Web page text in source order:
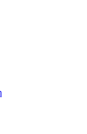
Opens